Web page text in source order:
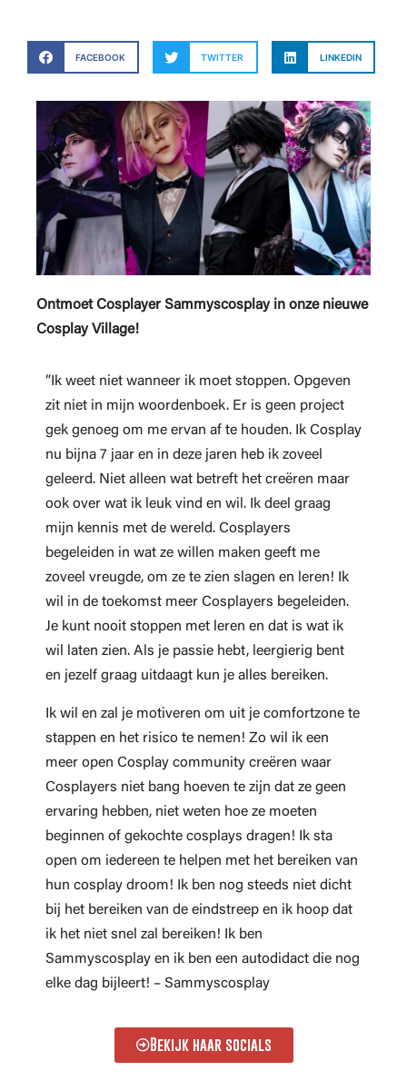
FACEBOOK TWITTER LINKEDIN
Ontmoet Cosplayer Sammyscosplay in onze nieuwe
Cosplay Village!
”Ik weet niet wanneer ik moet stoppen. Opgeven
zit niet in mijn woordenboek. Er is geen project
gek genoeg om me ervan af te houden. Ik Cosplay
nu bijna 7 jaar en in deze jaren heb ik zoveel
geleerd. Niet alleen wat betreft het creëren maar
ook over wat ik leuk vind en wil. Ik deel graag
mijn kennis met de wereld. Cosplayers
begeleiden in wat ze willen maken geeft me
zoveel vreugde, om ze te zien slagen en leren! Ik
wil in de toekomst meer Cosplayers begeleiden.
Je kunt nooit stoppen met leren en dat is wat ik
wil laten zien. Als je passie hebt, leergierig bent
en jezelf graag uitdaagt kun je alles bereiken.
Ik wil en zal je motiveren om uit je comfortzone te
stappen en het risico te nemen! Zo wil ik een
meer open Cosplay community creëren waar
Cosplayers niet bang hoeven te zijn dat ze geen
ervaring hebben, niet weten hoe ze moeten
beginnen of gekochte cosplays dragen! Ik sta
open om iedereen te helpen met het bereiken van
hun cosplay droom! Ik ben nog steeds niet dicht
bij het bereiken van de eindstreep en ik hoop dat
ik het niet snel zal bereiken! Ik ben
Sammyscosplay en ik ben een autodidact die nog
elke dag bijleert! – Sammyscosplay
Bekijk haar socials